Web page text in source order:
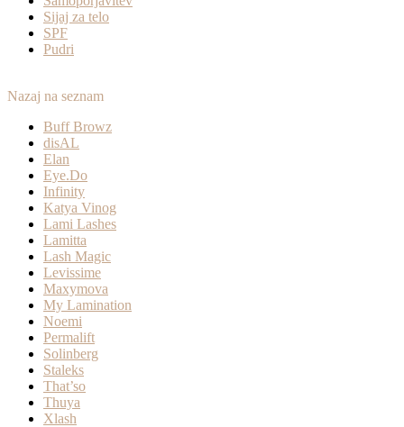
Sijaj za telo
SPF
Pudri
Nazaj na seznam
Buff Browz
disAL
Elan
Eye.Do
Infinity
Katya Vinog
Lami Lashes
Lamitta
Lash Magic
Levissime
Maxymova
My Lamination
Noemi
Permalift
Solinberg
Staleks
That’so
Thuya
Xlash